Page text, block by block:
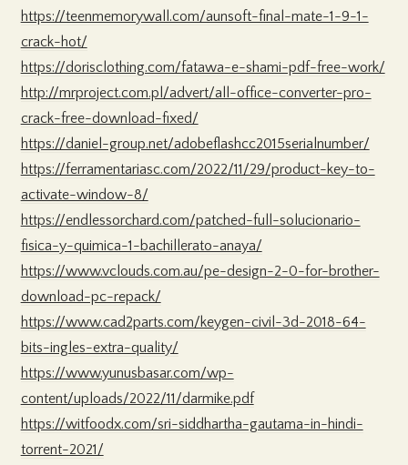
https://teenmemorywall.com/aunsoft-final-mate-1-9-1-
crack-hot/
https://dorisclothing.com/fatawa-e-shami-pdf-free-work/
http://mrproject.com.pl/advert/all-office-converter-pro-
crack-free-download-fixed/
https://daniel-group.net/adobeflashcc2015serialnumber/
https://ferramentariasc.com/2022/11/29/product-key-to-
activate-window-8/
https://endlessorchard.com/patched-full-solucionario-
fisica-y-quimica-1-bachillerato-anaya/
https://www.vclouds.com.au/pe-design-2-0-for-brother-
download-pc-repack/
https://www.cad2parts.com/keygen-civil-3d-2018-64-
bits-ingles-extra-quality/
https://www.yunusbasar.com/wp-
content/uploads/2022/11/darmike.pdf
https://witfoodx.com/sri-siddhartha-gautama-in-hindi-
torrent-2021/